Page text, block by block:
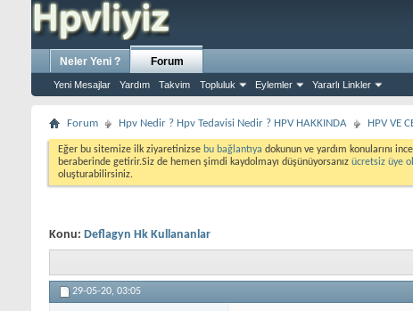
Neler Yeni ? Forum
Yeni Mesajlar Yardım Takvim Topluluk Eylemler Yararlı Linkler
Forum Hpv Nedir ? Hpv Tedavisi Nedir ? HPV HAKKINDA HPV VE
Eğer bu sitemize ilk ziyaretinizse bu bağlantıya dokunun ve yardım konularını
beraberinde getirir.Siz de hemen şimdi kaydolmayı düşünüyorsanız ücretsiz üye ol
oluşturabilirsiniz.
Konu: Deflagyn Hk Kullananlar
29-05-20, 03:05